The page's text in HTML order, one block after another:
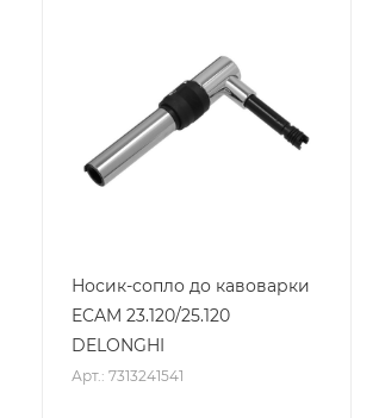
Носик-сопло до кавоварки
ECAM 23.120/25.120
DELONGHI
Арт.: 7313241541